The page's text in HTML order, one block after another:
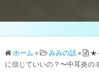
ホーム » みみの話 »
★
に信じていいの？〜中耳炎の